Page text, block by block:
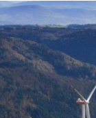
Leben